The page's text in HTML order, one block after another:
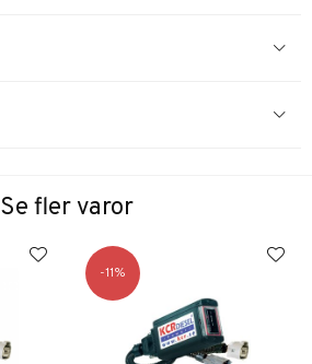
Se fler varor
11